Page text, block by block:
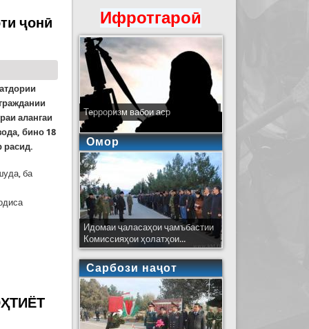
ҷонӣ
алангаи
бино 18
расид.
ба
Ифротгароӣ
Терроризм вабои аср
Омор
Идомаи ҷаласаҳои ҷамъбастии
Комиссияҳои ҳолатҳои...
Сарбози наҷот